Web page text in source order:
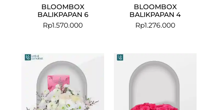
BLOOMBOX
BALIKPAPAN 6
Rp1.570.000
BLOOMBOX
BALIKPAPAN 4
Rp1.276.000